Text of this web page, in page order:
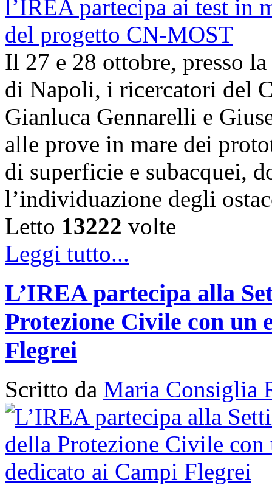
Il 27 e 28 ottobre, presso
di Napoli, i ricercatori del
Gianluca Gennarelli e
alle prove in mare dei
di superficie e subacquei,
l’individuazione degli
Letto 13222 volte
Leggi tutto...
L’IREA partecipa alla
Protezione Civile con un
Flegrei
Scritto da Maria Consiglia